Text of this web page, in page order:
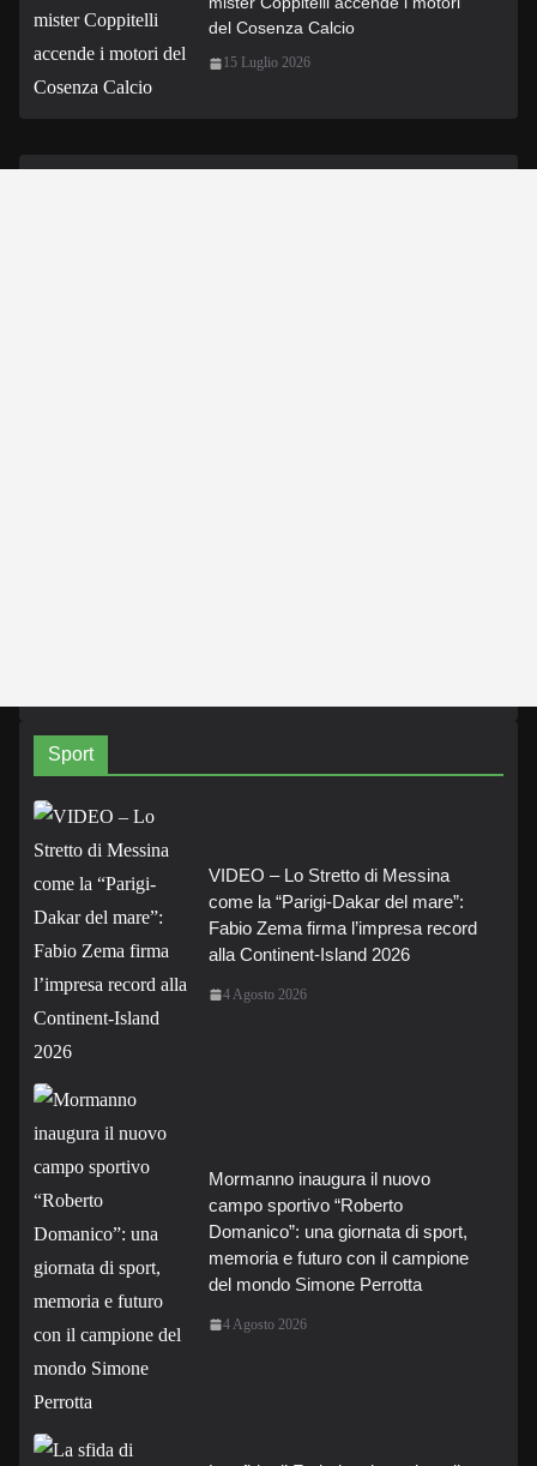
del Cosenza Calcio
15 Luglio 2026
Sport
VIDEO – Lo Stretto di Messina
come la “Parigi-Dakar del mare”:
Fabio Zema firma l’impresa record
alla Continent-Island 2026
4 Agosto 2026
Mormanno inaugura il nuovo
campo sportivo “Roberto
Domanico”: una giornata di sport,
memoria e futuro con il campione
del mondo Simone Perrotta
4 Agosto 2026